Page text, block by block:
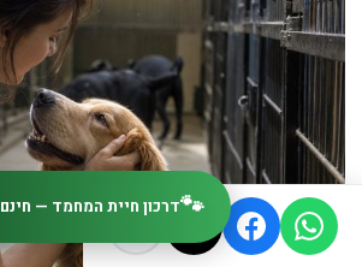
🐾דרכון חיית המחמד — חינם